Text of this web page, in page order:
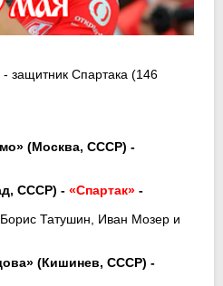
защитник Спартака (146
(Москва, СССР) -
СССР) - «Спартак» -
Татушин, Иван Мозер и
(Кишинев, СССР) -